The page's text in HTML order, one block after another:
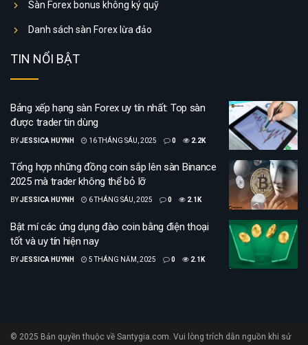
Sàn Forex bonus không ký quỹ
Danh sách sàn Forex lừa đảo
TIN NỔI BẬT
Bảng xếp hạng sàn Forex uy tín nhất: Top sàn
được trader tin dùng
BYJESSICA HUYNH 16 THÁNG SÁU, 2025 0 2.2K
Tổng hợp những đồng coin sắp lên sàn Binance
2025 mà trader không thể bỏ lỡ
BYJESSICA HUYNH 6 THÁNG SÁU, 2025 0 2.1K
Bật mí các ứng dụng đào coin bằng điện thoại
tốt và uy tín hiện nay
BYJESSICA HUYNH 5 THÁNG NĂM, 2025 0 2.1K
© 2025 Bản quyền thuộc về Santygia.com. Vui lòng trích dẫn nguồn khi sử